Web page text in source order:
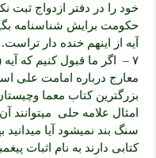
خود را در دفتر ازدواج ثبت
حکومت برایش شناسنامه
آیه از اینهم خنده دار تراست.
۷ – اگر ما قبول کنیم که
معارج درباره امامت علی
بزرگترین کتاب معما
امثال علامه حلی میتوانند
سنگ بند نمیشود آیا میدانید
کتابی دارند به نام اثبات